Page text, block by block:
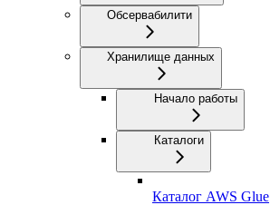
Обсервабилити
Хранилище данных
Начало работы
Каталоги
Каталог AWS Glue